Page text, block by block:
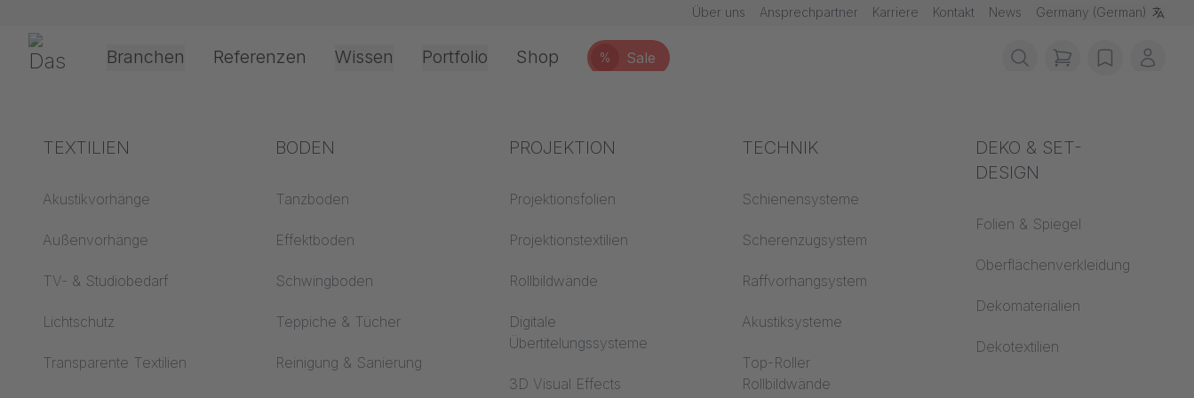
Über uns Ansprechpartner Karriere Kontakt News Germany (German)
Gerriets Branchen
Theater & Kultur
Event &
Office & Interior
Referenzen Wissen
Begriffserklärungen
Akustik ABC
Boden ABC
Projektionsfolien ABC
Projektionstextilien
Verarbeitung &
Branchenwissen
Textilwissen
Akustikwissen
Projektionswissen
Brandschutz
Baustoffklassen
Trevira CS
Akustik
Portfolio
TEXTILIEN
Akustikvorhänge
Außenvorhänge
TV- & Studiobedarf
Lichtschutz
Transparente Textilien
BODEN
Tanzboden
Effektboden
Schwingboden
Teppiche & Tücher
Reinigung & Sanierung
PROJEKTION
Projektionsfolien
Projektionstextilien
Rollbildwände
Digitale
Übertitelungssysteme
3D Visual Effects
TECHNIK
Schienensysteme
Scherenzugsystem
Raffvorhangsystem
Akustiksysteme
Top-Roller
Rollbildwände
DEKO & SET-
DESIGN
Folien & Spiegel
Oberflächenverkleidung
Dekomaterialien
Dekotextilien
Shop % Sale
items in cart,
wishlistMein